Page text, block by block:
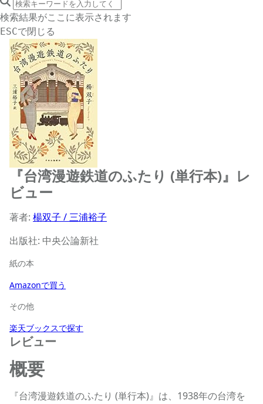
サイト内検索
検索結果がここに表示されます
ESCで閉じる
『台湾漫遊鉄道のふたり (単行本)』レ
ビュー
著者: 楊双子 / 三浦裕子
出版社: 中央公論新社
紙の本
Amazonで買う
その他
楽天ブックスで探す
レビュー
概要
『台湾漫遊鉄道のふたり (単行本)』は、1938年の台湾を